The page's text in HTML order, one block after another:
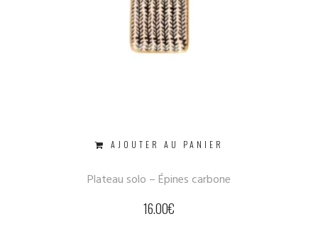
AJOUTER AU PANIER
Plateau solo – Épines carbone
16.00€